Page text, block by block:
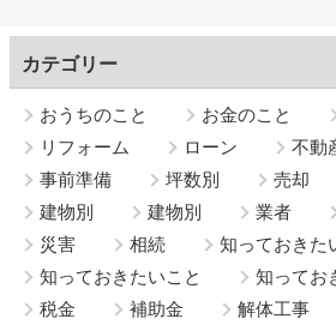
カテゴリー
おうちのこと お金のこと
リフォーム
ローン
不動
事前準備
坪数別 売却
建物別
建物別 業者
災害
相続
知っておきた
知っておきたいこと
知ってお
税金
補助金 解体工事